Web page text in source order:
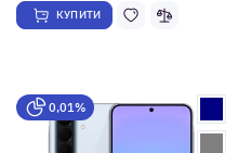
КУПИТИ
0,01%